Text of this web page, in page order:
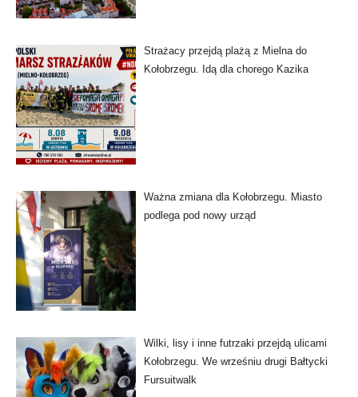
Strażacy przejdą plażą z Mielna do
Kołobrzegu. Idą dla chorego Kazika
Ważna zmiana dla Kołobrzegu. Miasto
podlega pod nowy urząd
Wilki, lisy i inne futrzaki przejdą ulicami
Kołobrzegu. We wrześniu drugi Bałtycki
Fursuitwalk